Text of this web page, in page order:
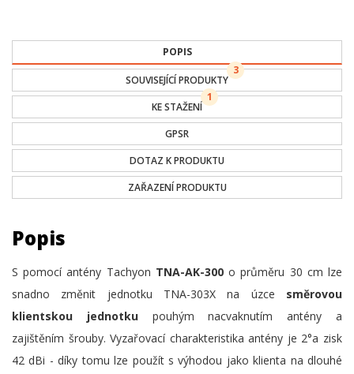
POPIS
SOUVISEJÍCÍ PRODUKTY
3
KE STAŽENÍ
1
GPSR
DOTAZ K PRODUKTU
ZAŘAZENÍ PRODUKTU
Popis
S pomocí antény Tachyon TNA-AK-300o průměru 30 cm lze
snadno změnit jednotku TNA-303X na úzce směrovou
klientskou jednotku pouhým nacvaknutím antény a
zajištěním šrouby. Vyzařovací charakteristika antény je 2°a zisk
42 dBi - díky tomu lze použít s výhodou jako klienta na dlouhé